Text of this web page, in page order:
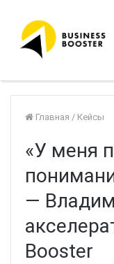
Главная / Кейсы
«У меня
—
Booster